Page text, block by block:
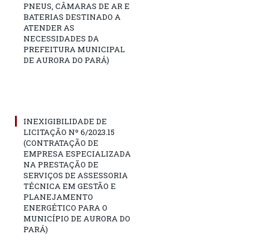
PNEUS, CÂMARAS DE AR E
BATERIAS DESTINADO A
ATENDER AS
NECESSIDADES DA
PREFEITURA MUNICIPAL
DE AURORA DO PARÁ)
INEXIGIBILIDADE DE
LICITAÇÃO Nº 6/2023.15
(CONTRATAÇÃO DE
EMPRESA ESPECIALIZADA
NA PRESTAÇÃO DE
SERVIÇOS DE ASSESSORIA
TÉCNICA EM GESTÃO E
PLANEJAMENTO
ENERGÉTICO PARA O
MUNICÍPIO DE AURORA DO
PARÁ)